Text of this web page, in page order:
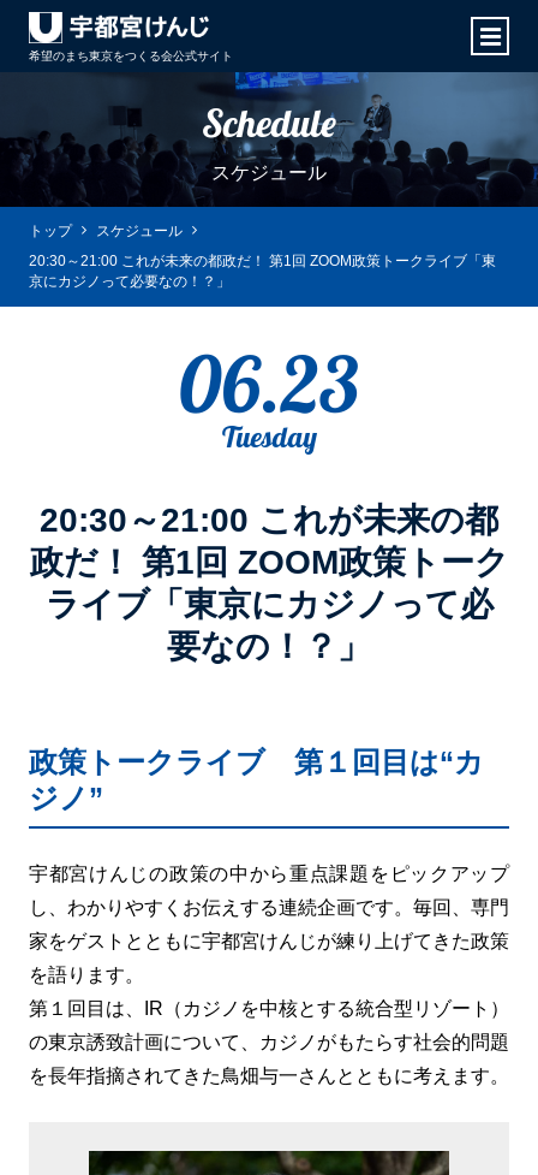
希望のまち東京をつくる会公式サイト
Schedule
スケジュール
トップ
スケジュール
20:30～21:00 これが未来の都政だ！ 第1回 ZOOM政策トークライブ「東
京にカジノって必要なの！？」
06.23
Tuesday
20:30～21:00 これが未来の都
政だ！ 第1回 ZOOM政策トーク
ライブ「東京にカジノって必
要なの！？」
政策トークライブ 第１回目は“カ
ジノ”
宇都宮けんじの政策の中から重点課題をピックアップ
し、わかりやすくお伝えする連続企画です。毎回、専門
家をゲストとともに宇都宮けんじが練り上げてきた政策
を語ります。
第１回目は、IR（カジノを中核とする統合型リゾート）
の東京誘致計画について、カジノがもたらす社会的問題
を長年指摘されてきた鳥畑与一さんとともに考えます。